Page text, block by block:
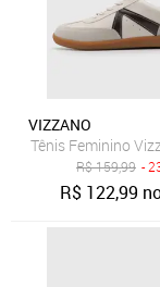
VIZZANO
Tênis Feminino
R$159,99 -
R$ 122,99